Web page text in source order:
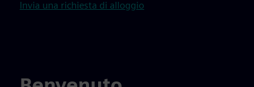
Invia una richiesta di alloggio